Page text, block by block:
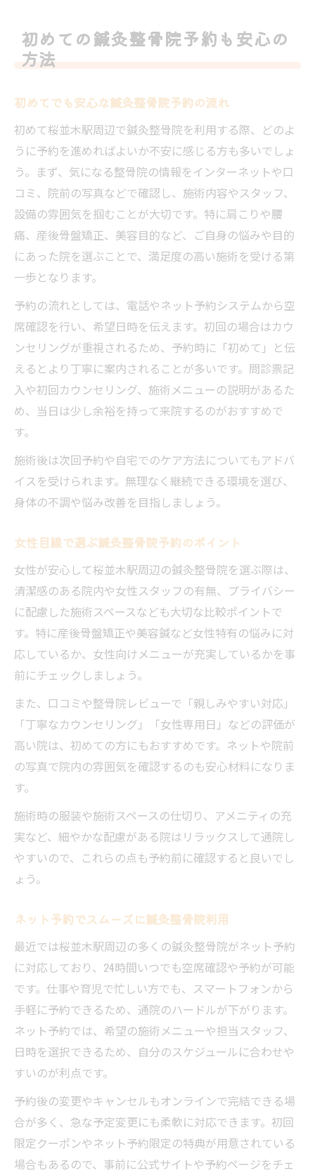
初めての鍼灸整骨院予約も安心の
方法
初めてでも安心な鍼灸整骨院予約の流れ
初めて桜並木駅周辺で鍼灸整骨院を利用する際、どのよ
うに予約を進めればよいか不安に感じる方も多いでしょ
う。まず、気になる整骨院の情報をインターネットや口
コミ、院前の写真などで確認し、施術内容やスタッフ、
設備の雰囲気を掴むことが大切です。特に肩こりや腰
痛、産後骨盤矯正、美容目的など、ご自身の悩みや目的
にあった院を選ぶことで、満足度の高い施術を受ける第
一歩となります。
予約の流れとしては、電話やネット予約システムから空
席確認を行い、希望日時を伝えます。初回の場合はカウ
ンセリングが重視されるため、予約時に「初めて」と伝
えるとより丁寧に案内されることが多いです。問診票記
入や初回カウンセリング、施術メニューの説明があるた
め、当日は少し余裕を持って来院するのがおすすめで
す。
施術後は次回予約や自宅でのケア方法についてもアドバ
イスを受けられます。無理なく継続できる環境を選び、
身体の不調や悩み改善を目指しましょう。
女性目線で選ぶ鍼灸整骨院予約のポイント
女性が安心して桜並木駅周辺の鍼灸整骨院を選ぶ際は、
清潔感のある院内や女性スタッフの有無、プライバシー
に配慮した施術スペースなども大切な比較ポイントで
す。特に産後骨盤矯正や美容鍼など女性特有の悩みに対
応しているか、女性向けメニューが充実しているかを事
前にチェックしましょう。
また、口コミや整骨院レビューで「親しみやすい対応」
「丁寧なカウンセリング」「女性専用日」などの評価が
高い院は、初めての方にもおすすめです。ネットや院前
の写真で院内の雰囲気を確認するのも安心材料になりま
す。
施術時の服装や施術スペースの仕切り、アメニティの充
実など、細やかな配慮がある院はリラックスして通院し
やすいので、これらの点も予約前に確認すると良いでし
ょう。
ネット予約でスムーズに鍼灸整骨院利用
最近では桜並木駅周辺の多くの鍼灸整骨院がネット予約
に対応しており、24時間いつでも空席確認や予約が可能
です。仕事や育児で忙しい方でも、スマートフォンから
手軽に予約できるため、通院のハードルが下がります。
ネット予約では、希望の施術メニューや担当スタッフ、
日時を選択できるため、自分のスケジュールに合わせや
すいのが利点です。
予約後の変更やキャンセルもオンラインで完結できる場
合が多く、急な予定変更にも柔軟に対応できます。初回
限定クーポンやネット予約限定の特典が用意されている
場合もあるので、事前に公式サイトや予約ページをチェ